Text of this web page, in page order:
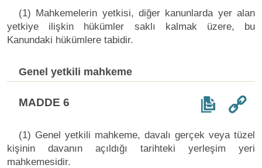
(1) Mahkemelerin yetkisi, diğer kanunlarda yer alan
yetkiye ilişkin hükümler saklı kalmak üzere, bu
Kanundaki hükümlere tabidir.
Genel yetkili mahkeme
MADDE 6
(1) Genel yetkili mahkeme, davalı gerçek veya tüzel
kişinin davanın açıldığı tarihteki yerleşim yeri
mahkemesidir.